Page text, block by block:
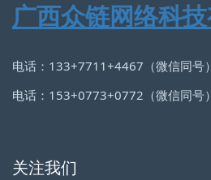
广西众链网络科
电话：133+7711+4467（微信同号）
电话：153+0773+0772（微信同号）
关注我们